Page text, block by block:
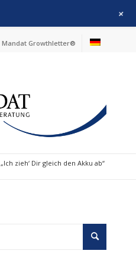
Mandat Growthletter®
„Ich zieh‘ Dir gleich den Akku ab“
+